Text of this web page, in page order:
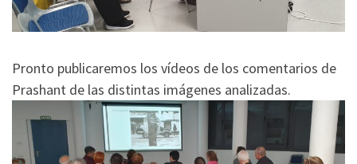
Pronto publicaremos los vídeos de los comentarios de
Prashant de las distintas imágenes analizadas.